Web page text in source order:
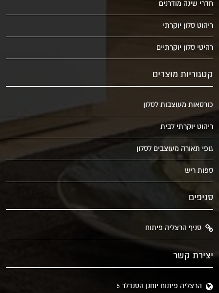
חדרי שינה מודרנים
ריהוט סלון יוקרתי
רהיטי סלון יוקרתיים
קטגוריות מוצרים
כורסאות מעוצבות לסלון
ריהוט יוקרתי לבית
גופי תאורה מעוצבים לסלון
ספות ריש
סניפים
סניף הרצליה פיתוח
יצירת קשר
הרצליה פיתוח יוחנן הסנדלר 5